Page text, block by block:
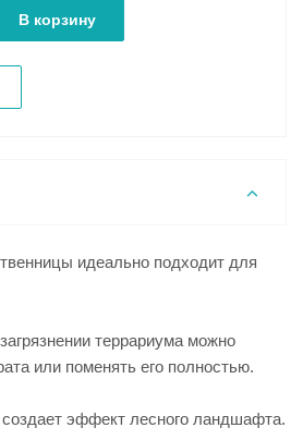
В корзину
идеально подходит для
террариума можно
или поменять его полностью.
эффект лесного ландшафта.